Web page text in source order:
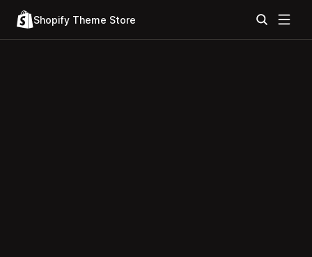
Shopify Theme Store